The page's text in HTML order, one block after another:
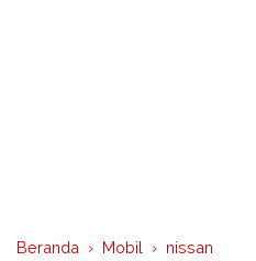
Beranda › Mobil › nissan